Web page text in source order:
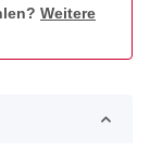
Weitere